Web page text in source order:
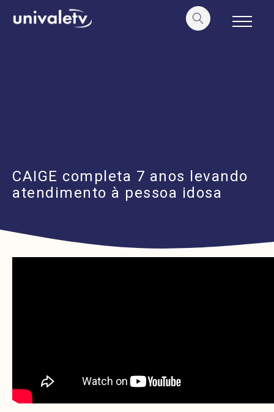
conteúdo
CAIGE completa 7 anos levando
atendimento à pessoa idosa